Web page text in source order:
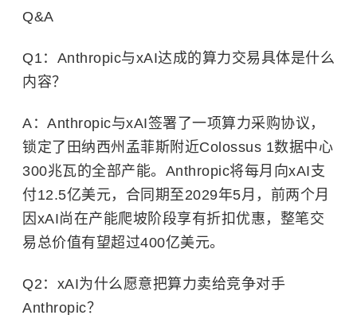
Q&A
Q1：Anthropic与xAI达成的算力交易具体是什么
内容？
A：Anthropic与xAI签署了一项算力采购协议，
锁定了田纳西州孟菲斯附近Colossus 1数据中心
300兆瓦的全部产能。Anthropic将每月向xAI支
付12.5亿美元，合同期至2029年5月，前两个月
因xAI尚在产能爬坡阶段享有折扣优惠，整笔交
易总价值有望超过400亿美元。
Q2：xAI为什么愿意把算力卖给竞争对手
Anthropic？